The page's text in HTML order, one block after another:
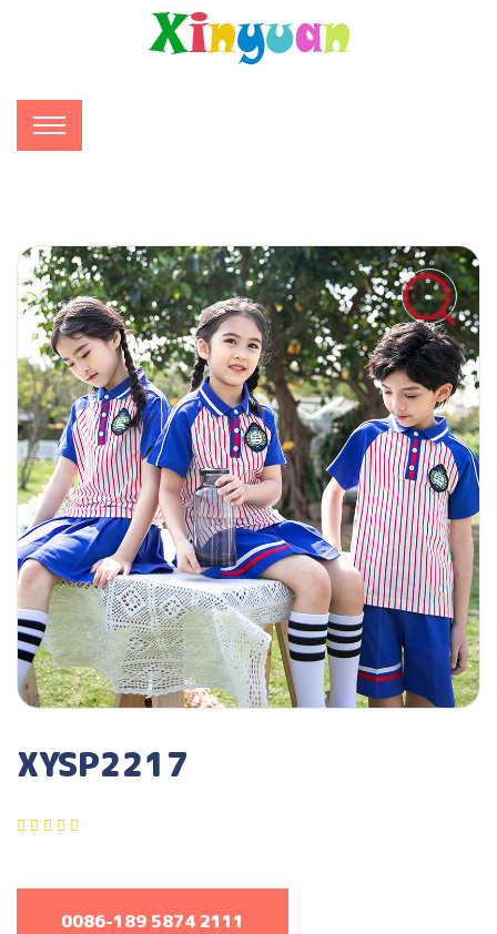
XYSP2217
0086-189 5874 2111